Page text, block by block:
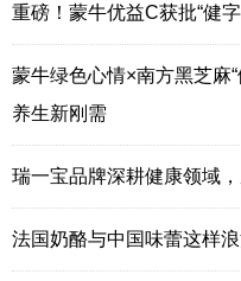
重磅！蒙牛优益C获批“健
蒙牛绿色心情×南方黑芝麻
养生新刚需
瑞一宝品牌深耕健康领域
法国奶酪与中国味蕾这样